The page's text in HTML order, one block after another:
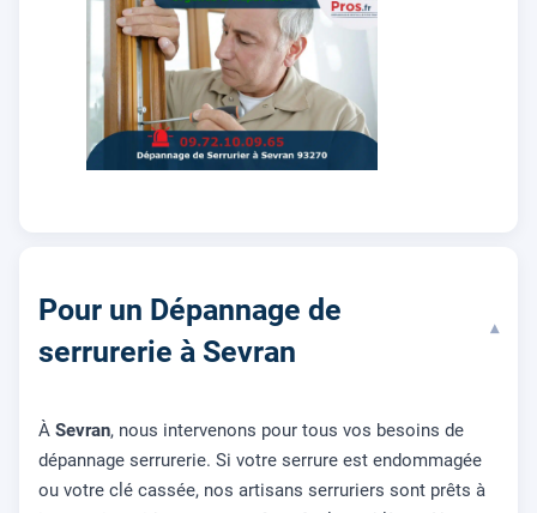
Pour un Dépannage de
serrurerie à Sevran
▾
À Sevran, nous intervenons pour tous vos besoins de
dépannage serrurerie. Si votre serrure est endommagée
ou votre clé cassée, nos artisans serruriers sont prêts à